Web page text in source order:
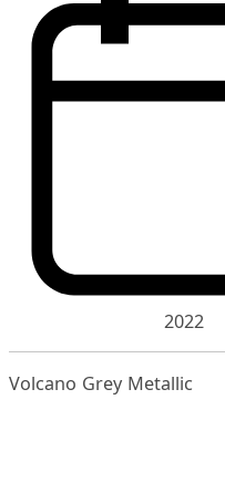
2022
Volcano Grey Metallic